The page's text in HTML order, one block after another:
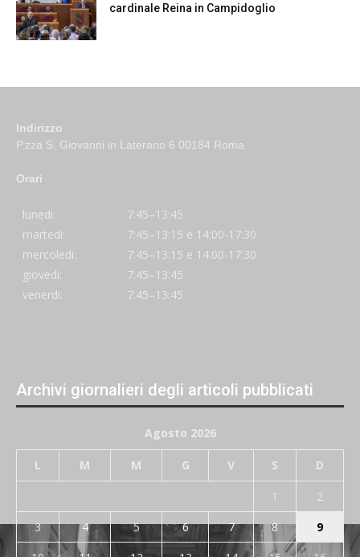
cardinale Reina in Campidoglio
Indirizzo
P.zza S. Giovanni in Laterano 6 00184 Roma
Orari
lunedi:
7:45–13:45
martedi:
7:45–13:15 e 14:00-17:30
mercoledi:
7:45–13:15 e 14:00-17:30
giovedi:
7:45–13:45
venerdi:
7:45–13:45
Archivi giornalieri degli articoli pubblicati
Agosto 2026
L M M G V S D
1
2
3
4 5 6 7 8
9